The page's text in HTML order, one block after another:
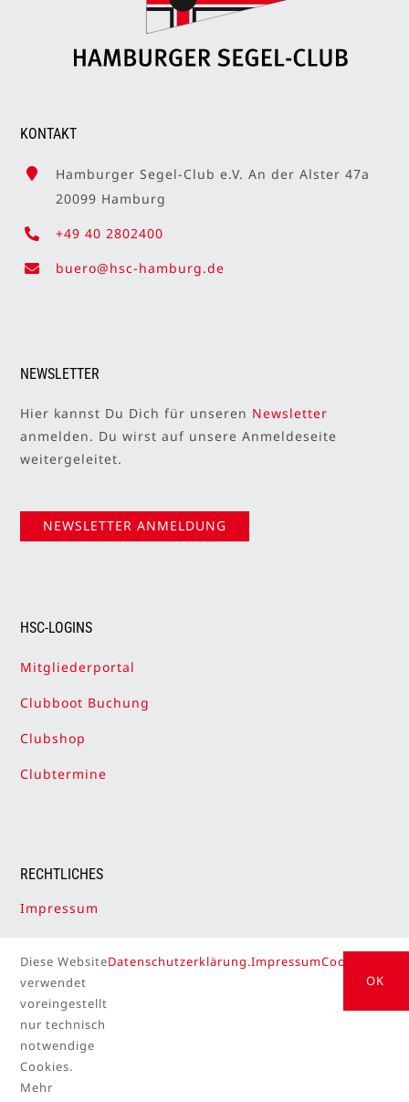
KONTAKT
Hamburger Segel-Club e.V. An der Alster 47a
20099 Hamburg
+49 40 2802400
buero@hsc-hamburg.de
NEWSLETTER
Hier kannst Du Dich für unseren Newsletter
anmelden. Du wirst auf unsere Anmeldeseite
weitergeleitet.
NEWSLETTER ANMELDUNG
HSC-LOGINS
Mitgliederportal
Clubboot Buchung
Clubshop
Clubtermine
RECHTLICHES
Impressum
Cookie-Einstellungen
© Copyright 2026 | Hamburger Segel-Club powered
Diese Website
verwendet
voreingestellt
nur technisch
notwendige
Cookies.
Mehr
Datenschutzerklärung.ImpressumCookie
OK